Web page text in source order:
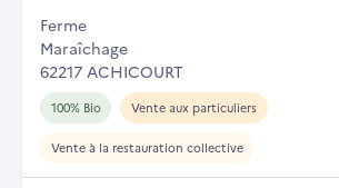
Ferme
Maraîchage
62217 ACHICOURT
100% Bio Vente aux particuliers
Vente à la restauration collective